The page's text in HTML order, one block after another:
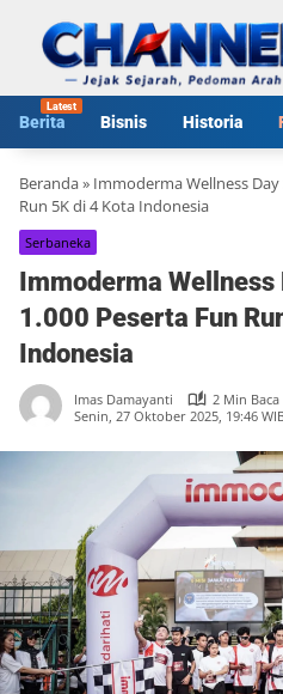
konten
Berita Bisnis Historia
Beranda» Immoderma Wellness Day
Run 5K di 4 Kota Indonesia
Serbaneka
Immoderma Wellness
1.000 Peserta Fun
Indonesia
Imas Damayanti
2 Min Baca
Senin, 27 Oktober 2025, 19:46